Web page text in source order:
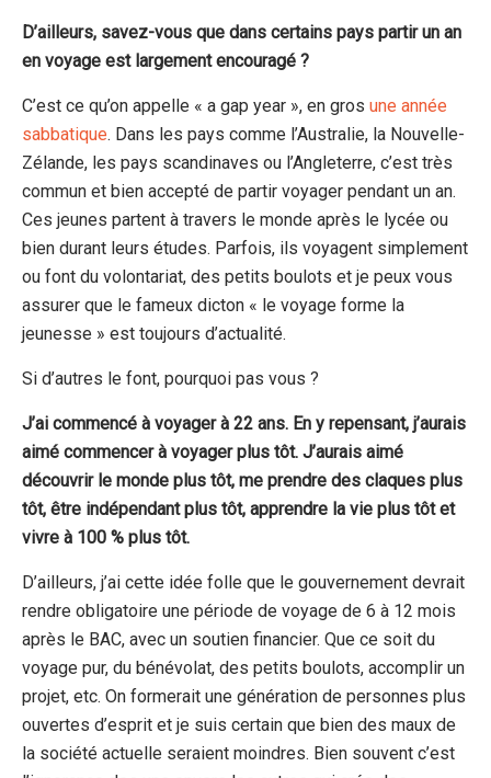
D’ailleurs, savez-vous que dans certains pays partir un an
en voyage est largement encouragé ?
C’est ce qu’on appelle « a gap year », en gros une année
sabbatique. Dans les pays comme l’Australie, la Nouvelle-
Zélande, les pays scandinaves ou l’Angleterre, c’est très
commun et bien accepté de partir voyager pendant un an.
Ces jeunes partent à travers le monde après le lycée ou
bien durant leurs études. Parfois, ils voyagent simplement
ou font du volontariat, des petits boulots et je peux vous
assurer que le fameux dicton « le voyage forme la
jeunesse » est toujours d’actualité.
Si d’autres le font, pourquoi pas vous ?
J’ai commencé à voyager à 22 ans. En y repensant, j’aurais
aimé commencer à voyager plus tôt. J’aurais aimé
découvrir le monde plus tôt, me prendre des claques plus
tôt, être indépendant plus tôt, apprendre la vie plus tôt et
vivre à 100 % plus tôt.
D’ailleurs, j’ai cette idée folle que le gouvernement devrait
rendre obligatoire une période de voyage de 6 à 12 mois
après le BAC, avec un soutien financier. Que ce soit du
voyage pur, du bénévolat, des petits boulots, accomplir un
projet, etc. On formerait une génération de personnes plus
ouvertes d’esprit et je suis certain que bien des maux de
la société actuelle seraient moindres. Bien souvent c’est